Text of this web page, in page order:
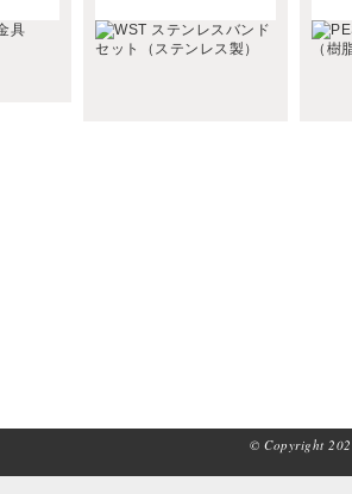
© Copyright